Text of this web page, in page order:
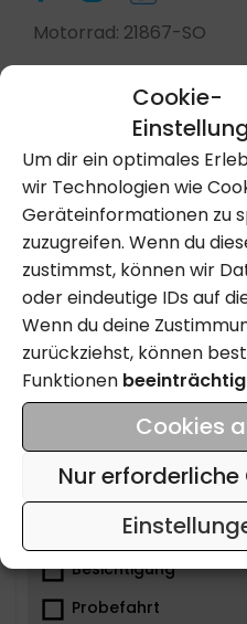
Cookie-
Um dir ein optimales
wir Technologien wie
Geräteinformationen zu
zuzugreifen. Wenn du
zustimmst, können wir
oder eindeutige IDs auf
Wenn du deine
zurückziehst, können
Funktionen
Cookies
Nur
Motorrad: 21867-SO
Kontakt
Anrufen
Name
Email
Tel
Was ist dir wichtig?
Besichtigung
Probefahrt